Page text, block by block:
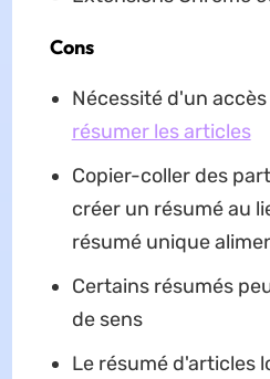
Cons
Nécessité d'un
résumer les articles
Copier-coller des
créer un résumé au
résumé unique
Certains résumés
de sens
Le résumé d'articles